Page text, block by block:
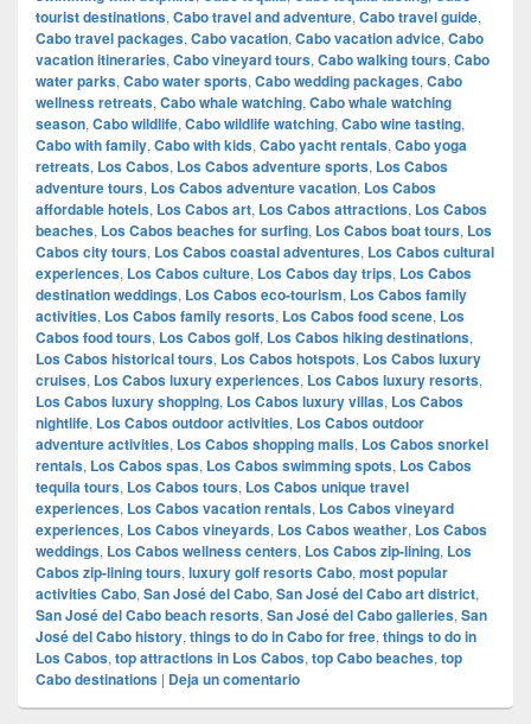
tourist destinations, Cabo travel and adventure, Cabo travel guide,
Cabo travel packages, Cabo vacation, Cabo vacation advice, Cabo
vacation itineraries, Cabo vineyard tours, Cabo walking tours, Cabo
water parks, Cabo water sports, Cabo wedding packages, Cabo
wellness retreats, Cabo whale watching, Cabo whale watching
season, Cabo wildlife, Cabo wildlife watching, Cabo wine tasting,
Cabo with family, Cabo with kids, Cabo yacht rentals, Cabo yoga
retreats, Los Cabos, Los Cabos adventure sports, Los Cabos
adventure tours, Los Cabos adventure vacation, Los Cabos
affordable hotels, Los Cabos art, Los Cabos attractions, Los Cabos
beaches, Los Cabos beaches for surfing, Los Cabos boat tours, Los
Cabos city tours, Los Cabos coastal adventures, Los Cabos cultural
experiences, Los Cabos culture, Los Cabos day trips, Los Cabos
destination weddings, Los Cabos eco-tourism, Los Cabos family
activities, Los Cabos family resorts, Los Cabos food scene, Los
Cabos food tours, Los Cabos golf, Los Cabos hiking destinations,
Los Cabos historical tours, Los Cabos hotspots, Los Cabos luxury
cruises, Los Cabos luxury experiences, Los Cabos luxury resorts,
Los Cabos luxury shopping, Los Cabos luxury villas, Los Cabos
nightlife, Los Cabos outdoor activities, Los Cabos outdoor
adventure activities, Los Cabos shopping malls, Los Cabos snorkel
rentals, Los Cabos spas, Los Cabos swimming spots, Los Cabos
tequila tours, Los Cabos tours, Los Cabos unique travel
experiences, Los Cabos vacation rentals, Los Cabos vineyard
experiences, Los Cabos vineyards, Los Cabos weather, Los Cabos
weddings, Los Cabos wellness centers, Los Cabos zip-lining, Los
Cabos zip-lining tours, luxury golf resorts Cabo, most popular
activities Cabo, San José del Cabo, San José del Cabo art district,
San José del Cabo beach resorts, San José del Cabo galleries, San
José del Cabo history, things to do in Cabo for free, things to do in
Los Cabos, top attractions in Los Cabos, top Cabo beaches, top
Cabo destinations | Deja un comentario